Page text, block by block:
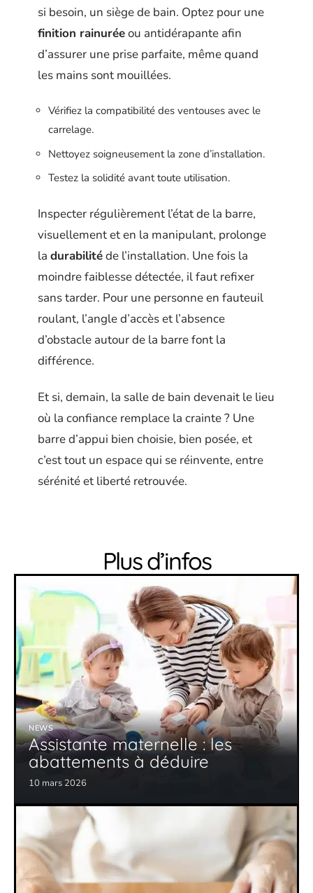
si besoin, un siège de bain. Optez pour une
finition rainuréeou antidérapante afin
d’assurer une prise parfaite, même quand
les mains sont mouillées.
Vérifiez la compatibilité des ventouses avec le
carrelage.
Nettoyez soigneusement la zone d’installation.
Testez la solidité avant toute utilisation.
Inspecter régulièrement l’état de la barre,
visuellement et en la manipulant, prolonge
la durabilitéde l’installation. Une fois la
moindre faiblesse détectée, il faut refixer
sans tarder. Pour une personne en fauteuil
roulant, l’angle d’accès et l’absence
d’obstacle autour de la barre font la
différence.
Et si, demain, la salle de bain devenait le lieu
où la confiance remplace la crainte ? Une
barre d’appui bien choisie, bien posée, et
c’est tout un espace qui se réinvente, entre
sérénité et liberté retrouvée.
Plus d’infos
NEWS
Assistante maternelle : les
abattements à déduire
10 mars 2026